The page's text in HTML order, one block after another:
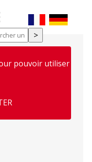
pouvoir utiliser